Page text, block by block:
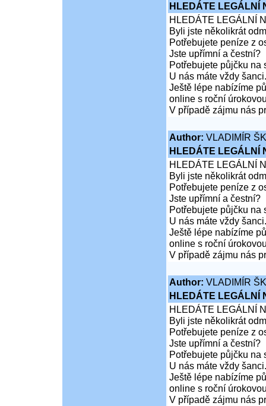
HLEDÁTE LEGÁLNÍ
HLEDÁTE LEGÁLNÍ
Byli jste několikrát
Potřebujete peníze z
Jste upřímní a čestní?
Potřebujete půjčku na
U nás máte vždy šanci.
Ještě lépe nabízíme
online s roční
V případě zájmu nás
Author: VLADIMÍR
HLEDÁTE LEGÁLNÍ
HLEDÁTE LEGÁLNÍ
Byli jste několikrát
Potřebujete peníze z
Jste upřímní a čestní?
Potřebujete půjčku na
U nás máte vždy šanci.
Ještě lépe nabízíme
online s roční
V případě zájmu nás
Author: VLADIMÍR
HLEDÁTE LEGÁLNÍ
HLEDÁTE LEGÁLNÍ
Byli jste několikrát
Potřebujete peníze z
Jste upřímní a čestní?
Potřebujete půjčku na
U nás máte vždy šanci.
Ještě lépe nabízíme
online s roční
V případě zájmu nás